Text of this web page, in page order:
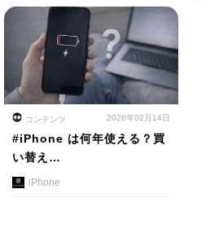
コンテンツ 2026年02月14日
#iPhone は何年使える？買
い替え…
iPhone